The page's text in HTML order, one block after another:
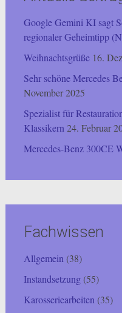
Google Gemini KI sagt
regionaler Geheimtipp
Weihnachtsgrüße 16.
Sehr schöne Mercedes
November 2025
Spezialist für
Klassikern 24. Februar
Mercedes-Benz 300CE
Fachwissen
Allgemein (38)
Instandsetzung(55)
Karosseriearbeiten (35)